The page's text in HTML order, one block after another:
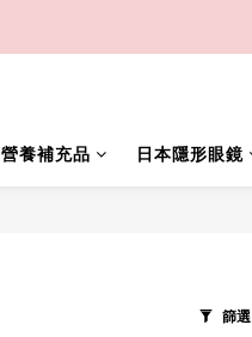
營養補充品 日本隱形眼鏡
篩選